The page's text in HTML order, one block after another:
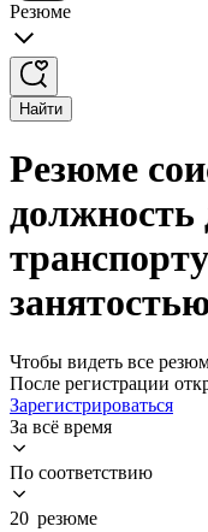
Резюме
Найти
Резюме
должность
Чтобы видеть все
После регистрации
Зарегистрироваться
За всё время
По соответствию
20 резюме